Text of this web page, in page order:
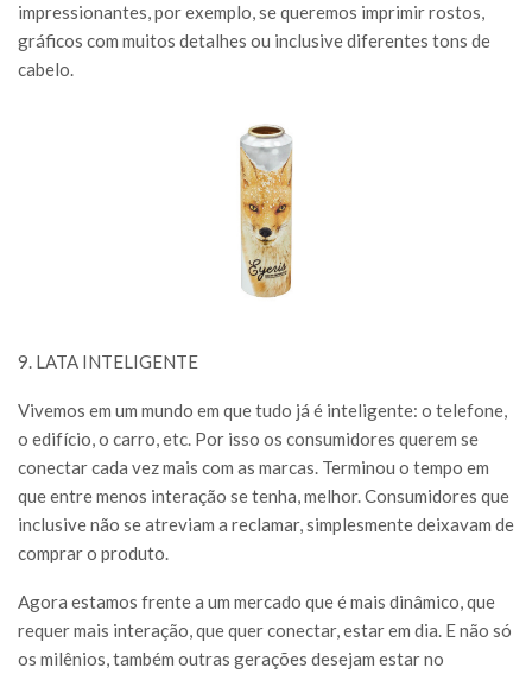
impressionantes, por exemplo, se queremos imprimir rostos,
gráficos com muitos detalhes ou inclusive diferentes tons de
cabelo.
9. LATA INTELIGENTE
Vivemos em um mundo em que tudo já é inteligente: o telefone,
o edifício, o carro, etc. Por isso os consumidores querem se
conectar cada vez mais com as marcas. Terminou o tempo em
que entre menos interação se tenha, melhor. Consumidores que
inclusive não se atreviam a reclamar, simplesmente deixavam de
comprar o produto.
Agora estamos frente a um mercado que é mais dinâmico, que
requer mais interação, que quer conectar, estar em dia. E não só
os milênios, também outras gerações desejam estar no